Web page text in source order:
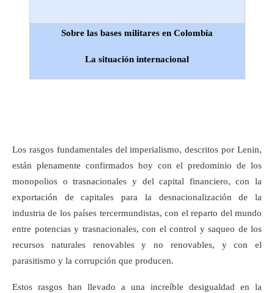
Sobre las bases militares en Colombia
La situación internacional
Los rasgos fundamentales del imperialismo, descritos por Lenin,
están plenamente confirmados hoy con el predominio de los
monopolios o trasnacionales y del capital financiero, con la
exportación de capitales para la desnacionalización de la
industria de los países tercermundistas, con el reparto del mundo
entre potencias y trasnacionales, con el control y saqueo de los
recursos naturales renovables y no renovables, y con el
parasitismo y la corrupción que producen.
Estos rasgos han llevado a una increíble desigualdad en la